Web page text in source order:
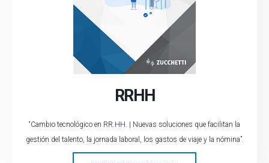
RRHH
“Cambio tecnológico en RR.HH. | Nuevas soluciones que facilitan la
gestión del talento, la jornada laboral, los gastos de viaje y la nómina”.